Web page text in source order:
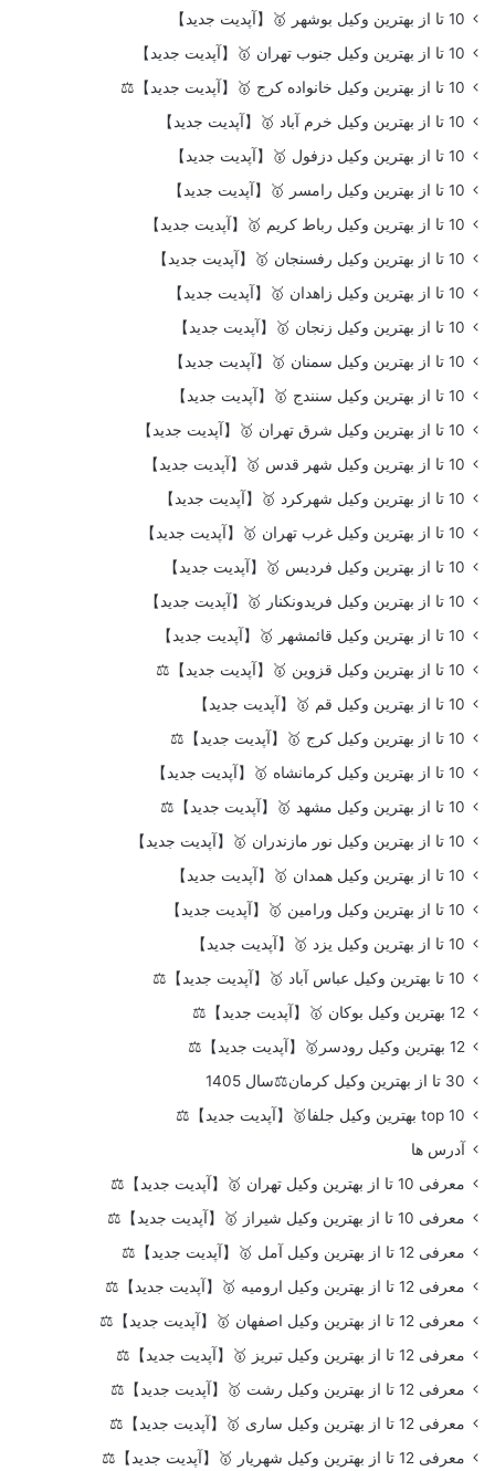
10 تا از بهترین وکیل بوشهر 🥇【آپدیت جدید】
10 تا از بهترین وکیل جنوب تهران 🥇【آپدیت جدید】
10 تا از بهترین وکیل خانواده کرج 🥇【آپدیت جدید】⚖️
10 تا از بهترین وکیل خرم آباد 🥇【آپدیت جدید】
10 تا از بهترین وکیل دزفول 🥇【آپدیت جدید】
10 تا از بهترین وکیل رامسر 🥇【آپدیت جدید】
10 تا از بهترین وکیل رباط کریم 🥇【آپدیت جدید】
10 تا از بهترین وکیل رفسنجان 🥇【آپدیت جدید】
10 تا از بهترین وکیل زاهدان 🥇【آپدیت جدید】
10 تا از بهترین وکیل زنجان 🥇【آپدیت جدید】
10 تا از بهترین وکیل سمنان 🥇【آپدیت جدید】
10 تا از بهترین وکیل سنندج 🥇【آپدیت جدید】
10 تا از بهترین وکیل شرق تهران 🥇【آپدیت جدید】
10 تا از بهترین وکیل شهر قدس 🥇【آپدیت جدید】
10 تا از بهترین وکیل شهرکرد 🥇【آپدیت جدید】
10 تا از بهترین وکیل غرب تهران 🥇【آپدیت جدید】
10 تا از بهترین وکیل فردیس 🥇【آپدیت جدید】
10 تا از بهترین وکیل فریدونکنار 🥇【آپدیت جدید】
10 تا از بهترین وکیل قائمشهر 🥇【آپدیت جدید】
10 تا از بهترین وکیل قزوین 🥇【آپدیت جدید】⚖️
10 تا از بهترین وکیل قم 🥇【آپدیت جدید】
10 تا از بهترین وکیل کرج 🥇【آپدیت جدید】⚖️
10 تا از بهترین وکیل کرمانشاه 🥇【آپدیت جدید】
10 تا از بهترین وکیل مشهد 🥇【آپدیت جدید】⚖️
10 تا از بهترین وکیل نور مازندران 🥇【آپدیت جدید】
10 تا از بهترین وکیل همدان 🥇【آپدیت جدید】
10 تا از بهترین وکیل ورامین 🥇【آپدیت جدید】
10 تا از بهترین وکیل یزد 🥇【آپدیت جدید】
10 تا بهترین وکیل عباس آباد 🥇【آپدیت جدید】⚖️
12 بهترین وکیل بوکان 🥇【آپدیت جدید】⚖️
12 بهترین وکیل رودسر🥇【آپدیت جدید】⚖️
30 تا از بهترین وکیل کرمان⚖️سال 1405
top 10 بهترین وکیل جلفا🥇【آپدیت جدید】⚖️
آدرس ها
معرفی 10 تا از بهترین وکیل تهران 🥇【آپدیت جدید】⚖️
معرفی 10 تا از بهترین وکیل شیراز 🥇【آپدیت جدید】⚖️
معرفی 12 تا از بهترین وکیل آمل 🥇【آپدیت جدید】⚖️
معرفی 12 تا از بهترین وکیل ارومیه 🥇【آپدیت جدید】⚖️
معرفی 12 تا از بهترین وکیل اصفهان 🥇【آپدیت جدید】⚖️
معرفی 12 تا از بهترین وکیل تبریز 🥇【آپدیت جدید】⚖️
معرفی 12 تا از بهترین وکیل رشت 🥇【آپدیت جدید】⚖️
معرفی 12 تا از بهترین وکیل ساری 🥇【آپدیت جدید】⚖️
معرفی 12 تا از بهترین وکیل شهریار 🥇【آپدیت جدید】⚖️